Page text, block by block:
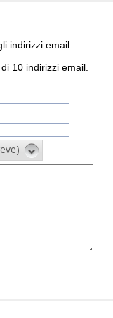
indirizzi email
10 indirizzi email.